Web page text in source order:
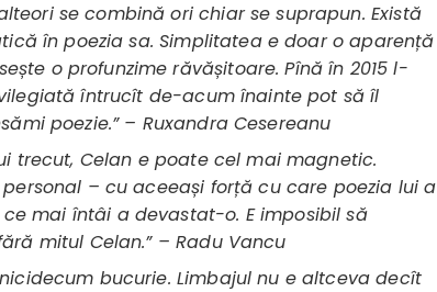
se combină ori chiar se suprapun. Există
în poezia sa. Simplitatea e doar o aparență
o profunzime răvășitoare. Pînă în 2015 l-
întrucît de-acum înainte pot să îl
poezie.” – Ruxandra Cesereanu
trecut, Celan e poate cel mai magnetic.
– cu aceeași forță cu care poezia lui a
mai întâi a devastat-o. E imposibil să
mitul Celan.” – Radu Vancu
bucurie. Limbajul nu e altceva decît